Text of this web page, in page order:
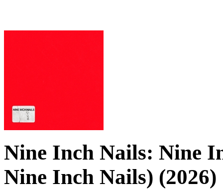
Nine Inch Nails: Nine
Nine Inch Nails) (2026)